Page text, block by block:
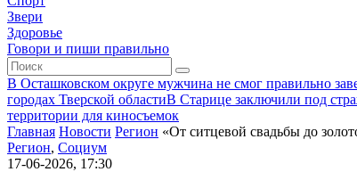
Звери
Здоровье
Говори и пиши правильно
В Осташковском округе мужчина не смог правильно
городах Тверской областиВ Старице заключили под
территории для киносъемок
Главная Новости Регион «От ситцевой свадьбы до
Регион, Социум
17-06-2026, 17:30